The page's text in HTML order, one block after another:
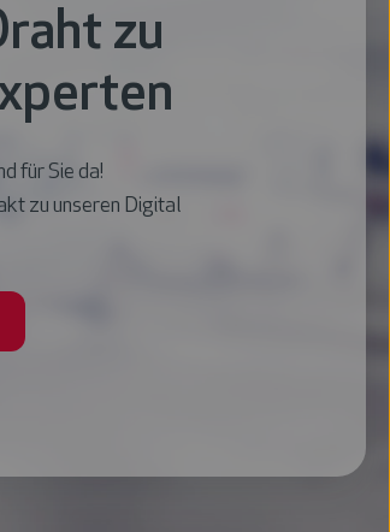
zu
für Sie da!
zu unseren Digital